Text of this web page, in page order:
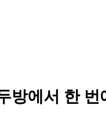
방에서 한 번